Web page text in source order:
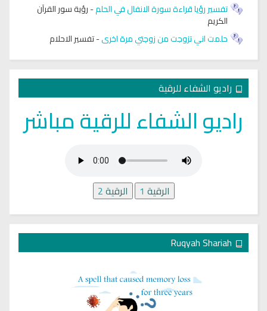
تفسير رؤيا قراءة سورة الانفال في الحلم-رؤية سور القرآن
الكريم
حلمت اني تزوجت من زوجتي مرة اخرى-تفسير الاحلام
راديو الشفاء للرقية
راديو الشفاء للرقية مباشر
الرقية 1 الرقية2